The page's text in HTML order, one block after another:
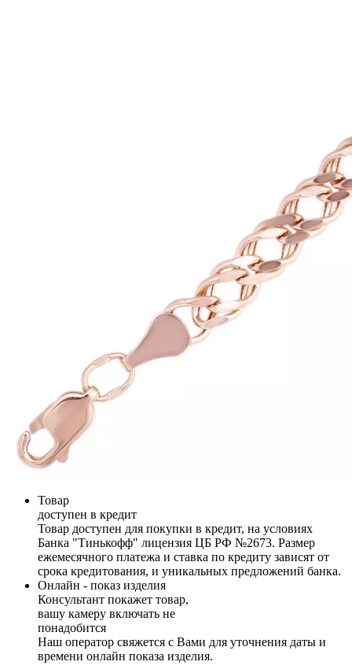
Товар
доступен в кредит
Товар доступен для покупки в кредит, на условиях
Банка "Тинькофф" лицензия ЦБ РФ №2673. Размер
ежемесячного платежа и ставка по кредиту зависят от
срока кредитования, и уникальных предложений банка.
Онлайн - показ изделия
Консультант покажет товар,
вашу камеру включать не
понадобится
Наш оператор свяжется с Вами для уточнения даты и
времени онлайн показа изделия.